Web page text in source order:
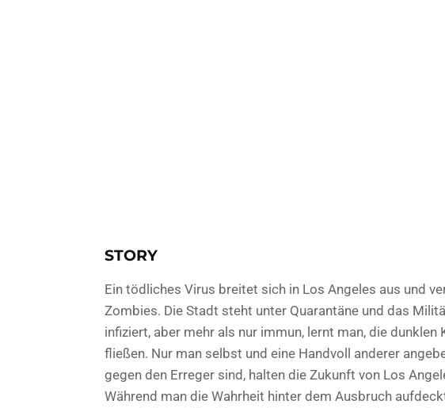
STORY
Ein tödliches Virus breitet sich in Los Angeles aus und
Zombies. Die Stadt steht unter Quarantäne und das
infiziert, aber mehr als nur immun, lernt man, die
fließen. Nur man selbst und eine Handvoll anderer
gegen den Erreger sind, halten die Zukunft von Los
Während man die Wahrheit hinter dem Ausbruch